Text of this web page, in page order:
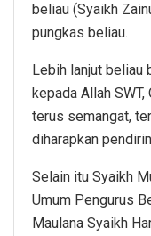
beliau (Syaikh
pungkas beliau.
Lebih lanjut beliau
kepada Allah
terus semangat,
diharapkan
Selain itu Syaikh
Umum Pengurus
Maulana Syaikh